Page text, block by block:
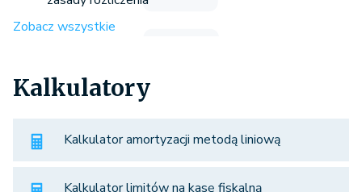
Zobacz wszystkie
Kalkulatory
Kalkulator amortyzacji metodą liniową
Kalkulator limitów na kasę fiskalną